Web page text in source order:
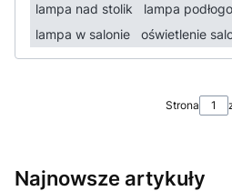
lampa nad stolik
lampa
lampa w salonie
oświetlenie
Strona
Najnowsze artykuły